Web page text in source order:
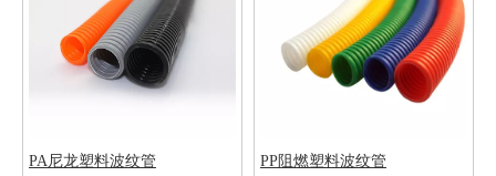
PA尼龙塑料波纹管 PP阻燃塑料波纹管